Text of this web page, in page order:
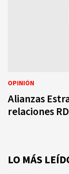
OPINIÓN
Alianzas
relaciones
LO MÁS